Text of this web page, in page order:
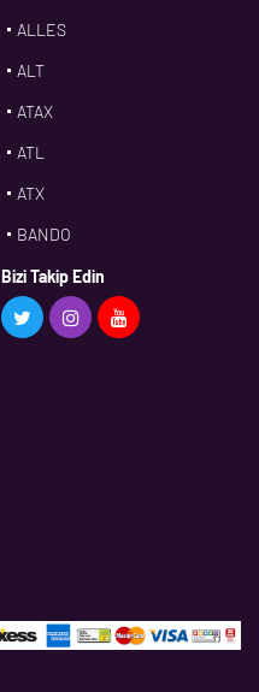
ALLES
ALT
ATAX
ATL
ATX
BANDO
BMS
CDF
DPH
Bizi Takip Edin